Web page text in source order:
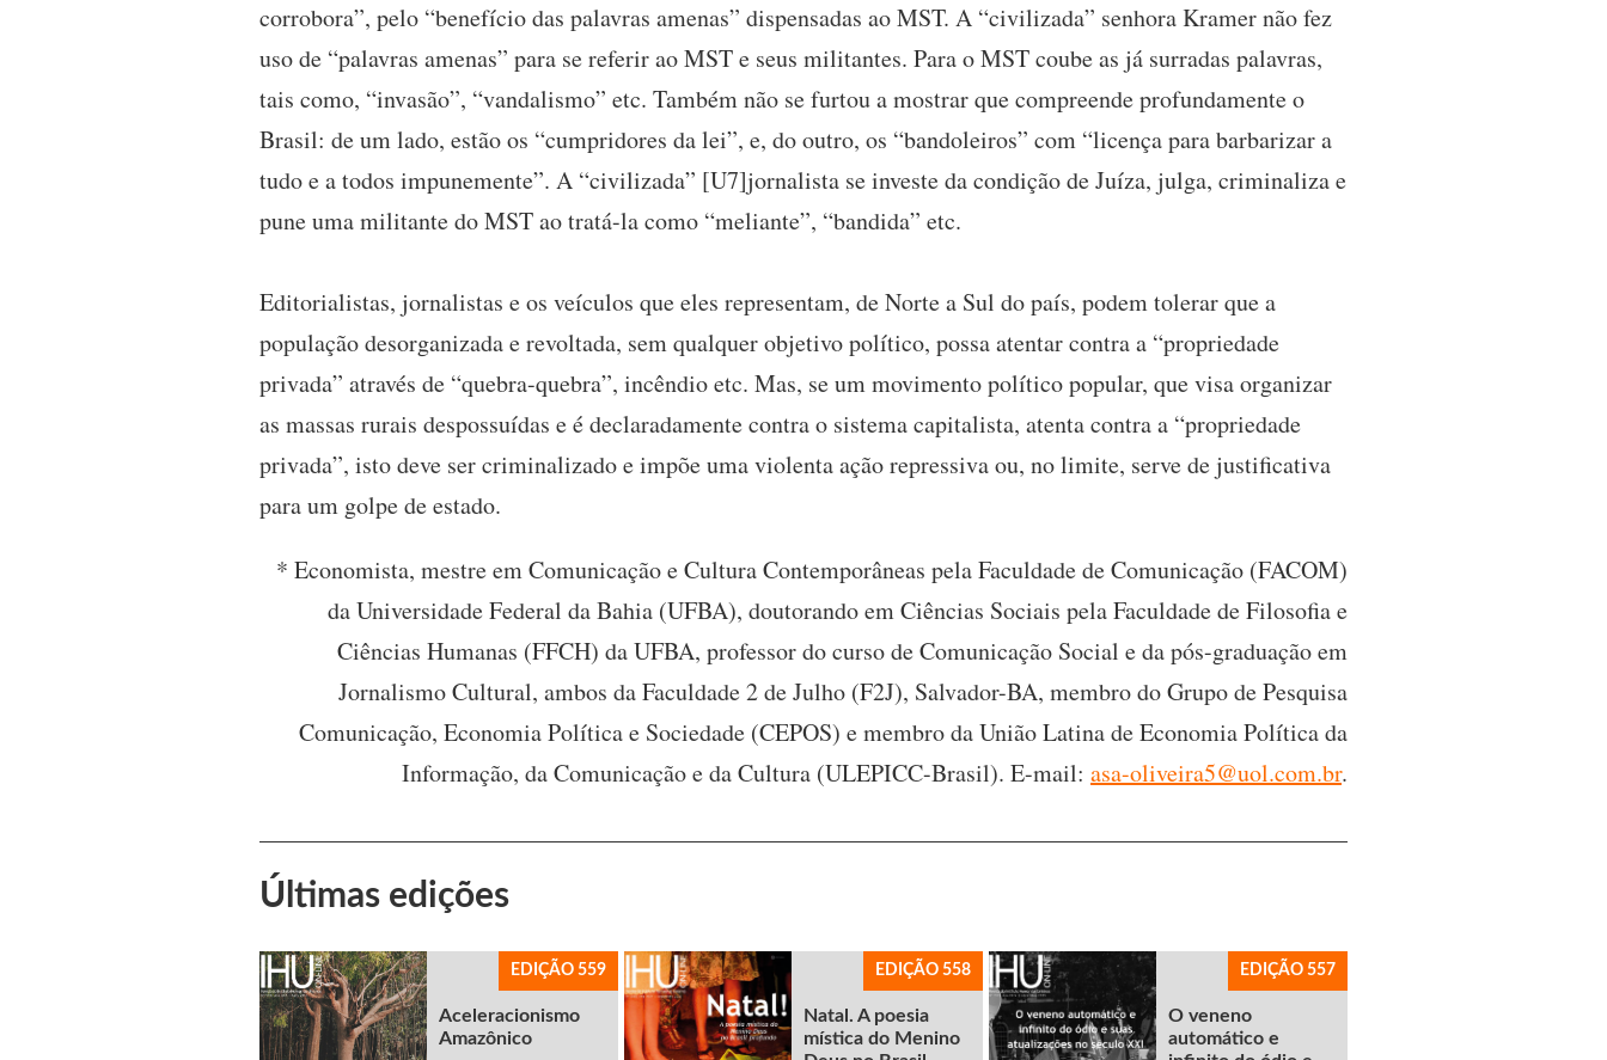
corrobora”, pelo “benefício das palavras amenas” dispensadas ao MST. A “civilizada” senhora Kramer não fez
uso de “palavras amenas” para se referir ao MST e seus militantes. Para o MST coube as já surradas palavras,
tais como, “invasão”, “vandalismo” etc. Também não se furtou a mostrar que compreende profundamente o
Brasil: de um lado, estão os “cumpridores da lei”, e, do outro, os “bandoleiros” com “licença para barbarizar a
tudo e a todos impunemente”. A “civilizada” [U7]jornalista se investe da condição de Juíza, julga, criminaliza e
pune uma militante do MST ao tratá-la como “meliante”, “bandida” etc.
Editorialistas, jornalistas e os veículos que eles representam, de Norte a Sul do país, podem tolerar que a
população desorganizada e revoltada, sem qualquer objetivo político, possa atentar contra a “propriedade
privada” através de “quebra-quebra”, incêndio etc. Mas, se um movimento político popular, que visa organizar
as massas rurais despossuídas e é declaradamente contra o sistema capitalista, atenta contra a “propriedade
privada”, isto deve ser criminalizado e impõe uma violenta ação repressiva ou, no limite, serve de justificativa
para um golpe de estado.
* Economista, mestre em Comunicação e Cultura Contemporâneas pela Faculdade de Comunicação (FACOM)
da Universidade Federal da Bahia (UFBA), doutorando em Ciências Sociais pela Faculdade de Filosofia e
Ciências Humanas (FFCH) da UFBA, professor do curso de Comunicação Social e da pós-graduação em
Jornalismo Cultural, ambos da Faculdade 2 de Julho (F2J), Salvador-BA, membro do Grupo de Pesquisa
Comunicação, Economia Política e Sociedade (CEPOS) e membro da União Latina de Economia Política da
Informação, da Comunicação e da Cultura (ULEPICC-Brasil). E-mail: asa-oliveira5@uol.com.br.
Últimas edições
EDIÇÃO 559
Aceleracionismo
Amazônico
EDIÇÃO 558
Natal. A poesia
mística do Menino
EDIÇÃO 557
O veneno
automático e